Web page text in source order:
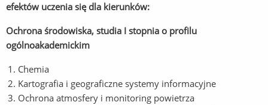
efektów uczenia się dla kierunków:
Ochrona środowiska, studia I stopnia o profilu
ogólnoakademickim
Chemia
Kartografia i geograficzne systemy informacyjne
Ochrona atmosfery i monitoring powietrza